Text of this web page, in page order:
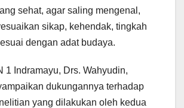
sehat, agar saling mengenal,
sikap, kehendak, tingkah
dengan adat budaya.
1 Indramayu, Drs. Wahyudin,
dukungannya terhadap
yang dilakukan oleh kedua